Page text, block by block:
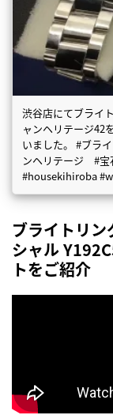
渋谷店にてブライ
ャンヘリテージ42
いました。 #ブラ
ンヘリテージ #宝
#housekihiroba
ブライトリ
シャル
トをご紹介